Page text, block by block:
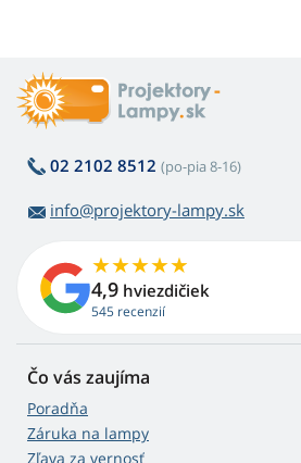
02 2102 8512 (po-pia 8-16)
info@projektory-lampy.sk
4,9 hviezdičiek
545 recenzií
Čo vás zaujíma
Poradňa
Záruka na lampy
Zľava za vernosť